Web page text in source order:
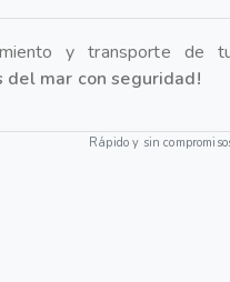
y transporte de
del mar con seguridad!
Rápido y sin